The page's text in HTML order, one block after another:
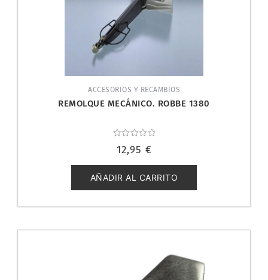
ACCESORIOS Y RECAMBIOS
REMOLQUE MECÁNICO. ROBBE 1380
con
de
5
12,95 €
AÑADIR AL CARRITO